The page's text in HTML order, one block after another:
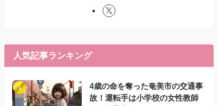
人気記事ランキング
4歳の命を奪った奄美市の交通事
故！運転手は小学校の女性教師